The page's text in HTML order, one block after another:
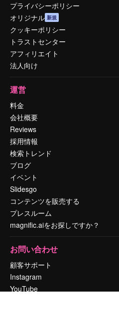
プライバシーポリシー
オリジナル 新規
クッキーポリシー
トラストセンター
アフィリエイト
法人向け
運営
料金
会社概要
Reviews
採用情報
検索トレンド
ブログ
イベント
Slidesgo
コンテンツを販売する
プレスルーム
magnific.aiをお探しですか？
お問い合わせ
顧客サポート
Instagram
YouTube